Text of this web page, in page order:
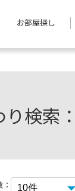
お部屋探し
り検索